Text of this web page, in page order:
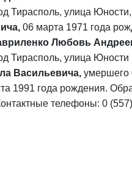
Тирасполь, улица
06 марта 1971 года
Любовь
Тирасполь, улица Юности
Васильевича, умершего
1991 года рождения.
телефоны: 0